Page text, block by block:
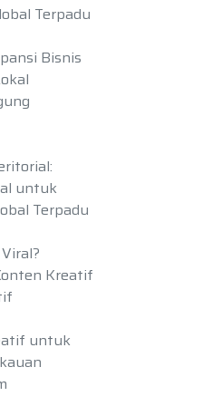
Terpadu
Bisnis
untuk
Terpadu
Kreatif
untuk